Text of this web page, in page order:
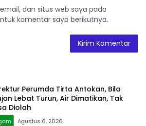
dan situs web saya pada
komentar saya berikutnya.
Perumda Tirta Antokan, Bila
Lebat Turun, Air Dimatikan, Tak
Diolah
Agustus 6, 2026